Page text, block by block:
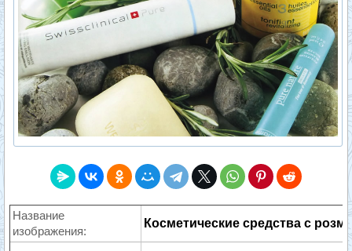
Название
изображения:
Косметические средства с